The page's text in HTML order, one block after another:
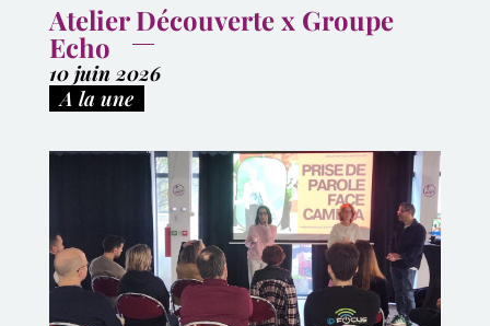
Atelier Découverte x Groupe
Echo
10 juin 2026
|A la une